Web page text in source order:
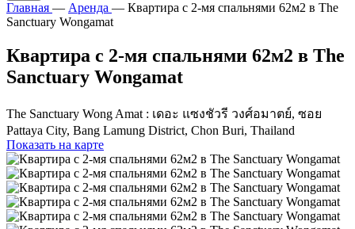
Главная — Аренда — Квартира с 2-мя спальнями 62м2 в The
Sanctuary Wongamat
Квартира с 2-мя спальнями 62м2 в The
Sanctuary Wongamat
The Sanctuary Wong Amat : เดอะ แซงชัวรี วงศ์อมาตย์, ซอย
Pattaya City, Bang Lamung District, Chon Buri, Thailand
Показать на карте